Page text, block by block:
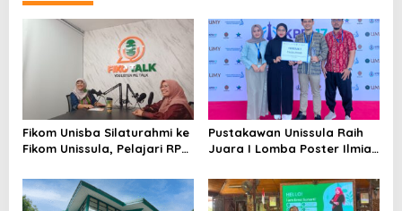
Fikom Unisba Silaturahmi ke
Fikom Unissula, Pelajari RPL
Laboratorium Unggulan
Pustakawan Unissula Raih
Juara I Lomba Poster Ilmiah